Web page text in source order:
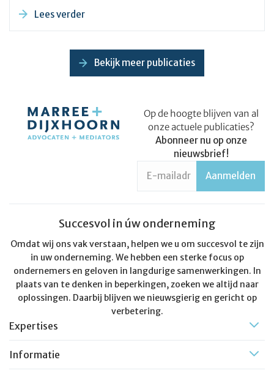
de juiste manier voor te bereiden.
Lees verder
Bekijk meer publicaties
Op de hoogte blijven van al
onze actuele publicaties?
Abonneer nu op onze
nieuwsbrief!
Succesvol in úw onderneming
Omdat wij ons vak verstaan, helpen we u om succesvol te zijn
in uw onderneming. We hebben een sterke focus op
ondernemers en geloven in langdurige samenwerkingen. In
plaats van te denken in beperkingen, zoeken we altijd naar
oplossingen. Daarbij blijven we nieuwsgierig en gericht op
verbetering.
Expertises
Informatie